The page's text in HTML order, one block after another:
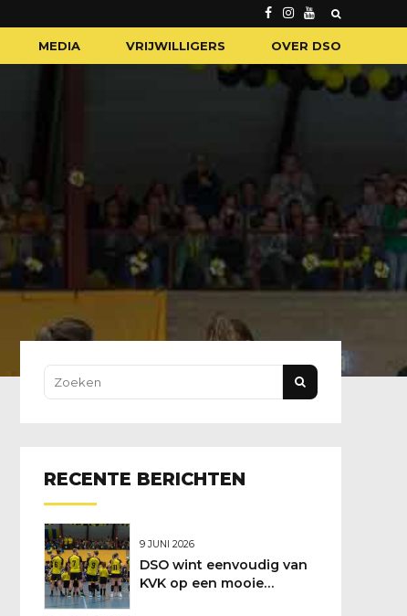
MEDIA VRIJWILLIGERS OVER DSO
RECENTE BERICHTEN
9 JUNI 2026
DSO wint eenvoudig van
KVK op een mooie